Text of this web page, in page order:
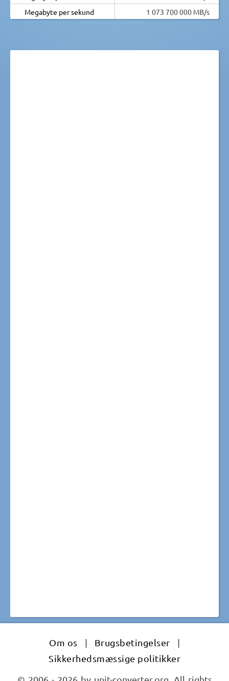
Megabyte per sekund
1 073 700 000 MB/s
Om os | Brugsbetingelser
|
Sikkerhedsmæssige politikker